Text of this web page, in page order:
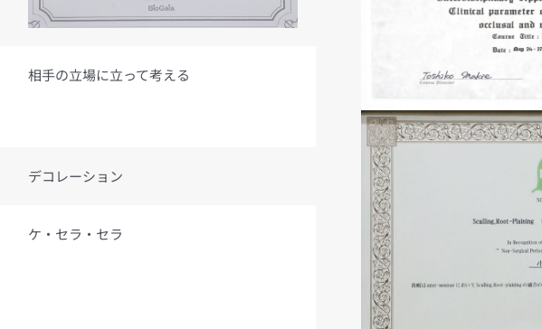
相手の立場に立って考える
デコレーション
ケ・セラ・セラ